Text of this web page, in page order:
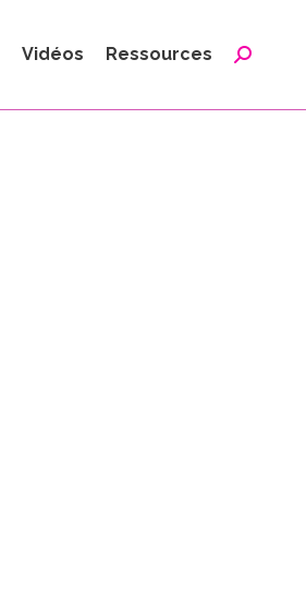
Vidéos Ressources